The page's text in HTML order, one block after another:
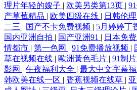
理片年轻的嫂子 | 欧美另类第13页 |
产草莓精品 | 欧美四级在线 | 日韩伦
二三 | 国产不卡免费视频 | 5月婷婷丁
国内亚洲自拍 | 国产亚洲91 | 日本免
情都市 | 第一色网 | 91免费播放视频 |
草在视频在线 | 歐洲黃色毛片 | 91制
影网 | 午夜福利大全 | 最大中文字幕福
韩欧美在线一区 | 香蕉视频在线草 |